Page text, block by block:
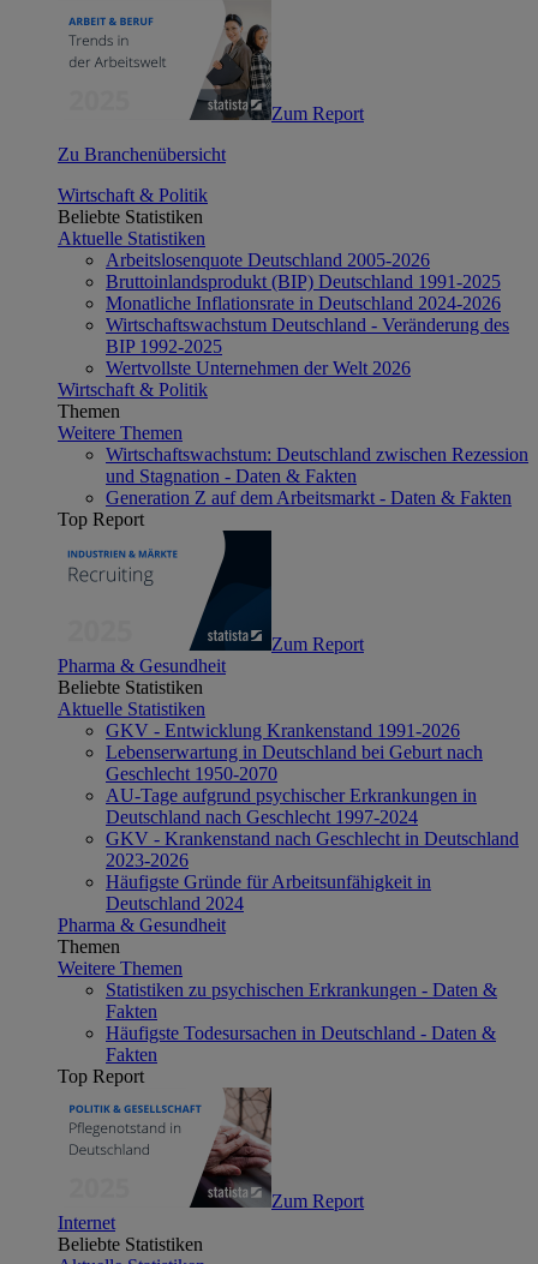
Zum Report
Zu Branchenübersicht
Wirtschaft & Politik
Beliebte Statistiken
Aktuelle Statistiken
Arbeitslosenquote Deutschland 2005-2026
Bruttoinlandsprodukt (BIP) Deutschland 1991-2025
Monatliche Inflationsrate in Deutschland 2024-2026
Wirtschaftswachstum Deutschland - Veränderung des
BIP 1992-2025
Wertvollste Unternehmen der Welt 2026
Wirtschaft & Politik
Themen
Weitere Themen
Wirtschaftswachstum: Deutschland zwischen Rezession
und Stagnation - Daten & Fakten
Generation Z auf dem Arbeitsmarkt - Daten & Fakten
Top Report
Zum Report
Pharma & Gesundheit
Beliebte Statistiken
Aktuelle Statistiken
GKV - Entwicklung Krankenstand 1991-2026
Lebenserwartung in Deutschland bei Geburt nach
Geschlecht 1950-2070
AU-Tage aufgrund psychischer Erkrankungen in
Deutschland nach Geschlecht 1997-2024
GKV - Krankenstand nach Geschlecht in Deutschland
2023-2026
Häufigste Gründe für Arbeitsunfähigkeit in
Deutschland 2024
Pharma & Gesundheit
Themen
Weitere Themen
Statistiken zu psychischen Erkrankungen - Daten &
Fakten
Häufigste Todesursachen in Deutschland - Daten &
Fakten
Top Report
Zum Report
Internet
Beliebte Statistiken